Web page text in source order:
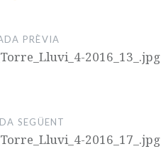
PRÈVIA
2016_13_.jpg
SEGÜENT
2016_17_.jpg